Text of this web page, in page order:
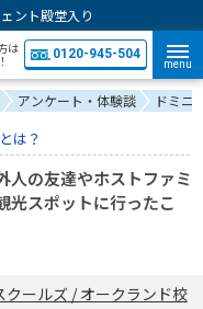
ント殿堂入り
は
0120-945-504
menu
アンケート・体験談 ドミニ
は？
人の友達やホストファミ
光スポットに行ったこ
クールズ / オークランド校